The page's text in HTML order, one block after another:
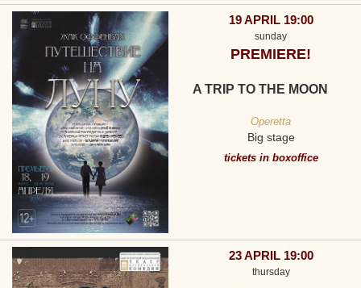
19 APRIL 19:00
sunday
PREMIERE!
A TRIP TO THE MOON
Operetta
Big stage
tickets in boxoffice
23 APRIL 19:00
thursday